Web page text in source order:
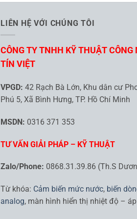
LIÊN HỆ VỚI CHÚNG TÔI
CÔNG TY TNHH KỸ THUẬT CÔNG
TÍN VIỆT
VPGD: 42 Rạch Bà Lớn, Khu dân cư
Phú 5, Xã Bình Hưng, TP. Hồ Chí Minh
MSDN: 0316 371 353
TƯ VẤN GIẢI PHÁP – KỸ THUẬT
Zalo/Phone: 0868.31.39.86 (Th.S
Từ khóa: Cảm biến mức nước, biến
analog, màn hình hiển thị nhiệt độ –